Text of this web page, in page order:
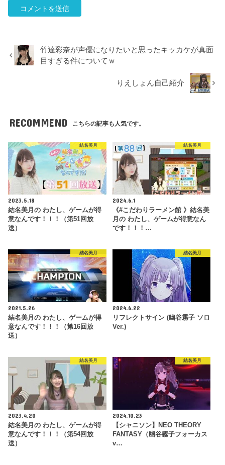
竹達彩奈が声優になりたいと思ったキッカケが真面
目すぎる件についてｗ
りえしょん自己紹介
RECOMMEND こちらの記事も人気です。
結名美月
2023.5.18
結名美月の わたし、ゲームが得
意なんです！！！（第51回放
送）
結名美月
2024.6.1
《#こだわりラーメン館 》結名美
月の わたし、ゲームが得意なん
です！！！…
結名美月
2021.5.26
結名美月の わたし、ゲームが得
意なんです！！！（第16回放
送）
結名美月
2024.6.22
リフレクトサイン (幽谷霧子 ソロ
Ver.)
結名美月
2023.4.20
結名美月の わたし、ゲームが得
意なんです！！！（第54回放
送）
結名美月
2024.10.23
【シャニソン】NEO THEORY
FANTASY（幽谷霧子フォーカス
v…